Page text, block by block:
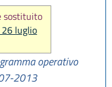
sostituito
26 luglio
operativo
2013